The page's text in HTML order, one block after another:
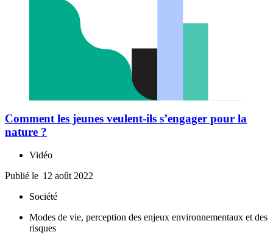
Comment les jeunes veulent-ils s’engager pour la
nature ?
Vidéo
Publié le 12 août 2022
Société
Modes de vie, perception des enjeux environnementaux et des
risques